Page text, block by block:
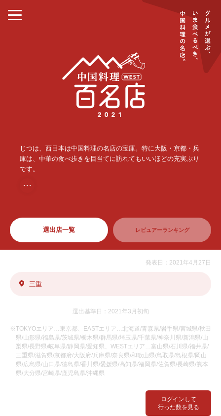
じつは、西日本は中国料理の名店の宝庫。特に大阪・京都・兵
庫は、中華の食べ歩きを目当てに訪れてもいいほどの充実ぶり
です。
・・・
選出店一覧 レビュアーランキング
ログインして
行った数を見る
発表日：2021年4月27日
三重
選出基準日：2021年3月初旬
※TOKYOエリア…東京都、EASTエリア…北海道/青森県/岩手県/宮城県/秋田
県/山形県/福島県/茨城県/栃木県/群馬県/埼玉県/千葉県/神奈川県/新潟県/山
梨県/長野県/岐阜県/静岡県/愛知県、WESTエリア…富山県/石川県/福井県/
三重県/滋賀県/京都府/大阪府/兵庫県/奈良県/和歌山県/鳥取県/島根県/岡山
県/広島県/山口県/徳島県/香川県/愛媛県/高知県/福岡県/佐賀県/長崎県/熊本
県/大分県/宮崎県/鹿児島県/沖縄県